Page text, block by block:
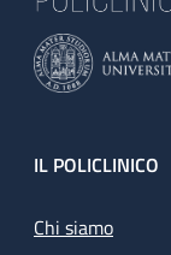
Footer
IL POLICLINICO
Chi siamo